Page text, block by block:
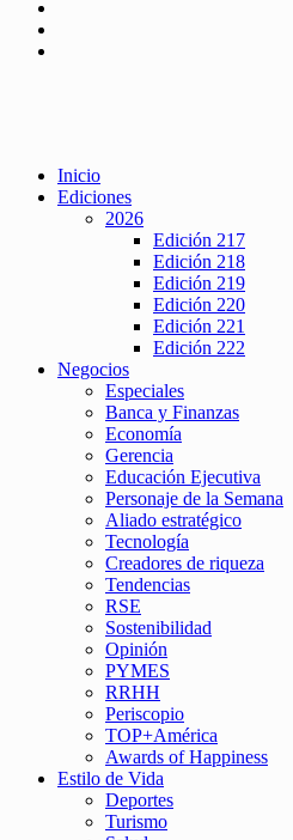
Inicio
Ediciones
2026
Edición 217
Edición 218
Edición 219
Edición 220
Edición 221
Edición 222
Negocios
Especiales
Banca y Finanzas
Economía
Gerencia
Educación Ejecutiva
Personaje de la Semana
Aliado estratégico
Tecnología
Creadores de riqueza
Tendencias
RSE
Sostenibilidad
Opinión
PYMES
RRHH
Periscopio
TOP+América
Awards of Happiness
Estilo de Vida
Deportes
Turismo